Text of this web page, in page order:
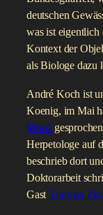
deutschen
was ist
Kontext der
als Biologe dazu
André Koch ist
Koenig, im Mai
Misof
Herpetologe auf
beschrieb dort
Doktorarbeit
GastThomas